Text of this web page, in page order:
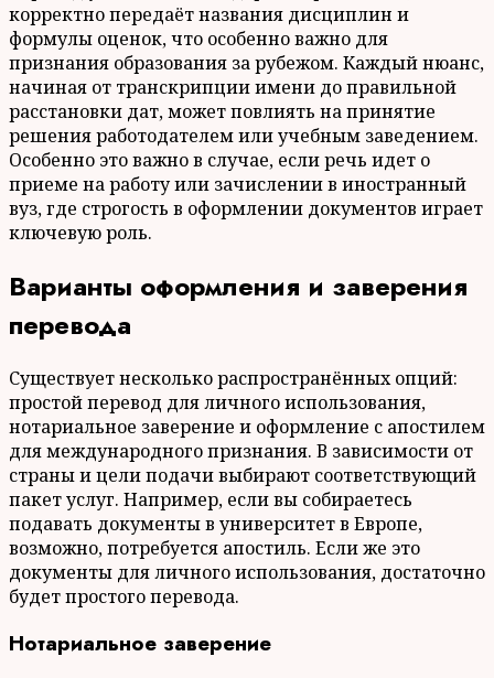
корректно передаёт названия дисциплин и
формулы оценок, что особенно важно для
признания образования за рубежом. Каждый нюанс,
начиная от транскрипции имени до правильной
расстановки дат, может повлиять на принятие
решения работодателем или учебным заведением.
Особенно это важно в случае, если речь идет о
приеме на работу или зачислении в иностранный
вуз, где строгость в оформлении документов играет
ключевую роль.
Варианты оформления и заверения
перевода
Существует несколько распространённых опций:
простой перевод для личного использования,
нотариальное заверение и оформление с апостилем
для международного признания. В зависимости от
страны и цели подачи выбирают соответствующий
пакет услуг. Например, если вы собираетесь
подавать документы в университет в Европе,
возможно, потребуется апостиль. Если же это
документы для личного использования, достаточно
будет простого перевода.
Нотариальное заверение